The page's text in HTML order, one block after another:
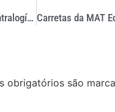
Fotografia sem retoque: IMAM apresenta pesquisa sobre intralogística
obrigatórios são